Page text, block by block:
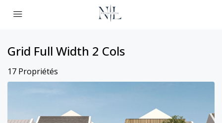
Grid Full Width 2 Cols
17 Propriétés